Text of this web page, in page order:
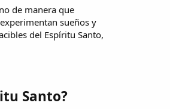
de manera que
sueños y
del Espíritu Santo,
Santo?